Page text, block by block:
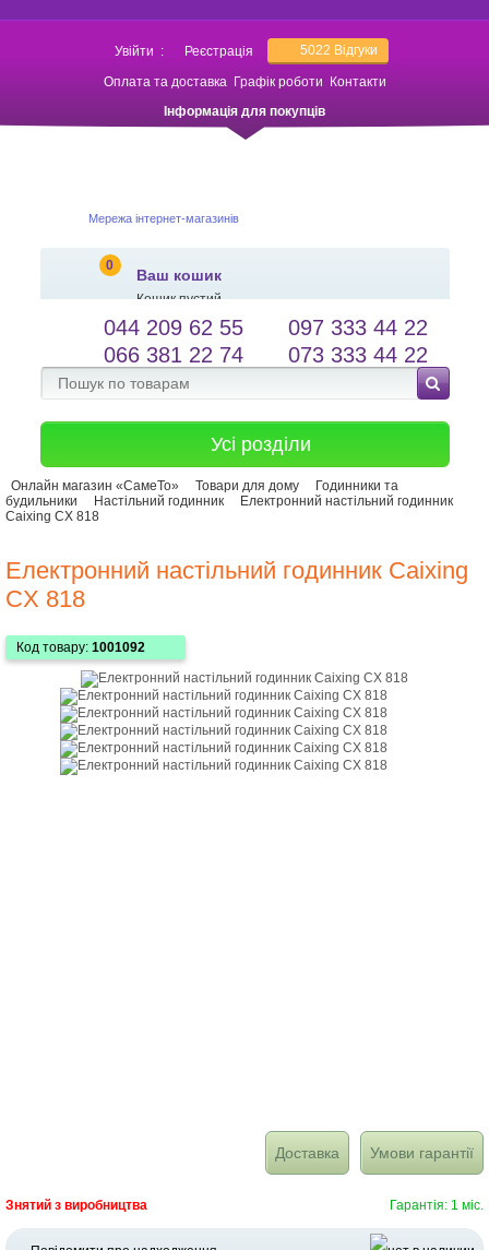
Увійти : Реєстрація 5022 Відгуки
Оплата та доставка Графік роботи
Контакти
Інформація для покупців
Мережа інтернет-магазинів
0
Ваш кошик
Кошик пустий
salessameto@gmail.com
Зворотній зв'язок
Мова сайту
044 209 62 55
097 333 44 22
066 381 22 74
073 333 44 22
Усі розділи
Онлайн магазин «СамеТо» Товари для дому
Годинники та
будильники
Настільний годинник
Електронний настільний годинник
Caixing CX 818
Електронний настільний годинник Caixing
CX 818
Код товару: 1001092
Доставка Умови гарантії
Знятий з виробництва Гарантія: 1 міс.